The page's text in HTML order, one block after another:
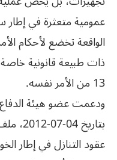
عمومية متعثرة في إطار
ذات طبيعة قانونية
13 من الأمر نفسه.
ودعمت عضو هيئة الدفاع
عقود التنازل في إطار